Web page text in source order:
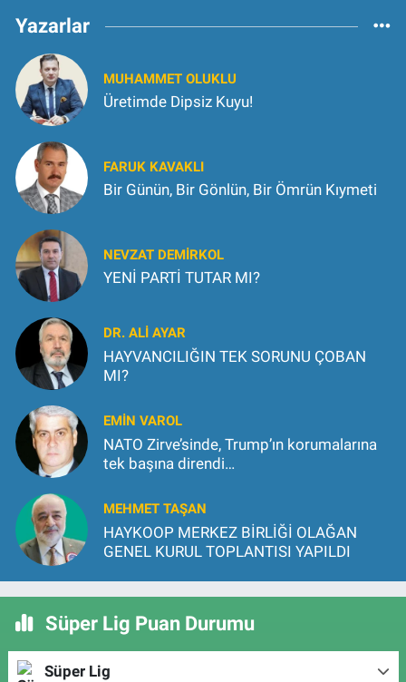
Yazarlar
MUHAMMET OLUKLU
Üretimde Dipsiz Kuyu!
FARUK KAVAKLI
Bir Günün, Bir Gönlün, Bir Ömrün Kıymeti
NEVZAT DEMIRKOL
YENİ PARTİ TUTAR MI?
DR. ALİ AYAR
HAYVANCILIĞIN TEK SORUNU ÇOBAN
MI?
EMİN VAROL
NATO Zirve’sinde, Trump’ın korumalarına
tek başına direndi…
MEHMET TAŞAN
HAYKOOP MERKEZ BİRLİĞİ OLAĞAN
GENEL KURUL TOPLANTISI YAPILDI
Süper Lig Puan Durumu
Süper Lig